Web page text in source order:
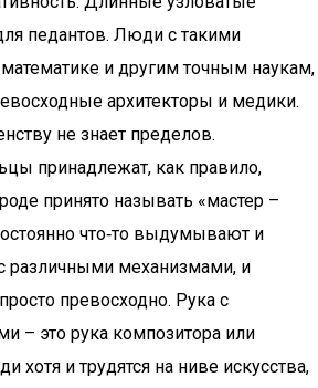
педантов. Люди с такими
и другим точным наукам,
архитекторы и медики.
не знает пределов.
принадлежат, как правило,
принято называть «мастер –
что‑то выдумывают и
различными механизмами, и
превосходно. Рука с
– это рука композитора или
хотя и трудятся на ниве искусства,